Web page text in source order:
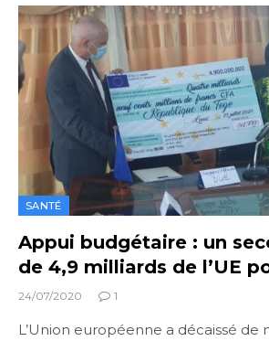
SANTÉ
Appui budgétaire : un
de 4,9 milliards de l’UE
24/07/2020 1
L’Union européenne a décaissé de